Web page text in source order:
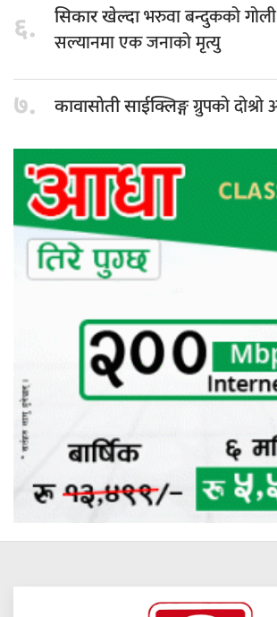
६. सिकार खेल्दाभरुवा बन्दुकको
सल्यानमा एक जनाको मृत्यु
७. कावासाेती साईक्लिङ्गग्रुपकाे